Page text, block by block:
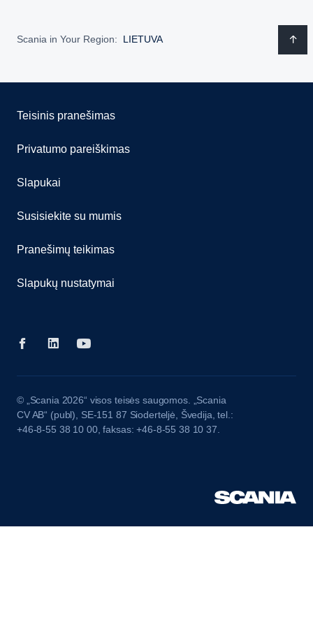
Scania in Your Region: LIETUVA
Teisinis pranešimas
Privatumo pareiškimas
Slapukai
Susisiekite su mumis
Pranešimų teikimas
Slapukų nustatymai
© „Scania 2026“ visos teisės saugomos. „Scania
CV AB“ (publ), SE-151 87 Sioderteljė, Švedija, tel.:
+46-8-55 38 10 00, faksas: +46-8-55 38 10 37.